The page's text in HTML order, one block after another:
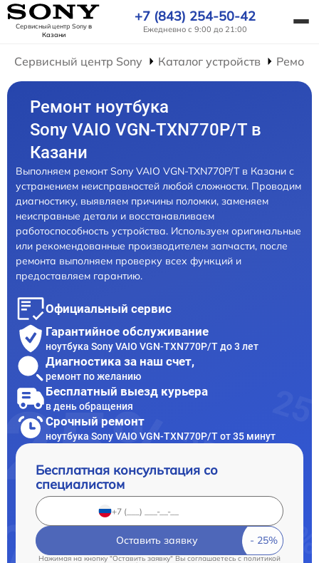
Сервисный центр Sonyв
Казани
+7 (843) 254-50-42
Ежедневно с 9:00 до 21:00
Сервисный центр Sony Каталог устройств
Ремонт ноутбука
Sony VAIO VGN-TXN770P/T в
Казани
Выполняем ремонт Sony VAIO VGN-TXN770P/T в Казани с
устранением неисправностей любой сложности. Проводим
диагностику, выявляем причины поломки, заменяем
неисправные детали и восстанавливаем
работоспособность устройства. Используем оригинальные
или рекомендованные производителем запчасти, после
ремонта выполняем проверку всех функций и
предоставляем гарантию.
Официальный сервис
Гарантийное обслуживание
ноутбука Sony VAIO VGN-TXN770P/T до 3 лет
Диагностика за наш счет,
ремонт по желанию
Бесплатный выезд курьера
в день обращения
Срочный ремонт
ноутбука Sony VAIO VGN-TXN770P/T от 35 минут
Бесплатная консультация со
специалистом
Оставить заявку
Нажимая на кнопку "Оставить заявку" Вы соглашаетесь c политикой